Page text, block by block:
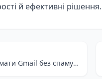
й ефективні рішення.
Тимчасова пошта: як отримати Gmail без спаму та зберегти приватність онлайн